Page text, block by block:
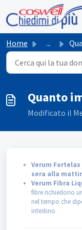
Salta al contenuto
Home ...
Quanto
Modificato il
Verum
sera alla
Verum Fibra
fibre richiedono
nel tempo che
intestino